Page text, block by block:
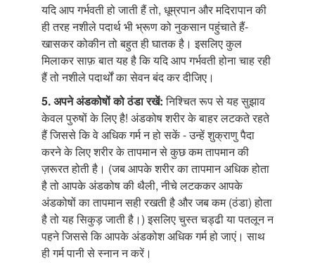
यदि आप गर्भवती हो जाती हैं तो, धूम्रपान और मदिरापान की
ही तरह नशीले पदार्थ भी भ्रूण को नुकसान पहुंचाते हैं-
खासकर कोकीन तो बहुत ही घातक है। इसलिए कुल
मिलाकर साफ़ बात यह है कि यदि आप गर्भवती होना चाह रही
हैं तो नशीले पदार्थों का सेवन बंद कर दीजिए।
5. अपने अंडकोषोंको ठंडा रखें:निश्चित रूप से यह सुझाव
केवल पुरुषों के लिए है! अंडकोष शरीर के बाहर लटकते रहते
हैं जिससे कि वे अधिक गर्म न हो सकें - उन्हें शुक्राणु पैदा
करने के लिए शरीर के तापमान से कुछ कम तापमान की
ज़रूरत होती है। (जब आपके शरीर का तापमान अधिक होता
है तो आपके अंडकोष की थैली, नीचे लटककर आपके
अंडकोषों का तापमान सही रखती है और जब कम (ठंडा) होता
है तो यह सिकुड़ जाती है।) इसलिए चुस्त चड्ढी या पतलून न
पहने जिससे कि आपके अंडकोश अधिक गर्म हो जाएं। साथ
ही गर्म पानी से स्नान न करें।